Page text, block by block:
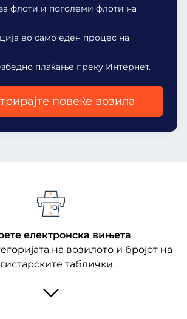
флоти и поголеми флоти на
во само еден процес на
плаќање преку Интернет.
повеќе возила
електронска вињета
на возилото и бројот на
таблички.